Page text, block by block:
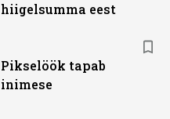
hiigelsumma eest
Pikselöök tapab
inimese